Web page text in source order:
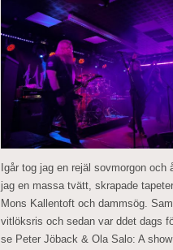
Igår tog jag en rejäl sovmorgon
jag en massa tvätt, skrapade
Mons Kallentoft och dammsög.
vitlöksris och sedan var ddet dags
se Peter Jöback & Ola Salo: A